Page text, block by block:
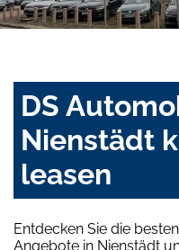
DS
Nienstädt
leasen
Entdecken Sie die
Angebote in Nienstädt